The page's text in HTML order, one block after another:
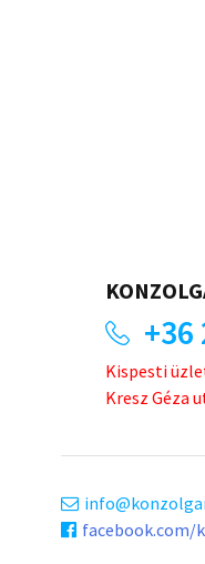
+36
Kispesti
Kresz Géza
info
facebook.com/